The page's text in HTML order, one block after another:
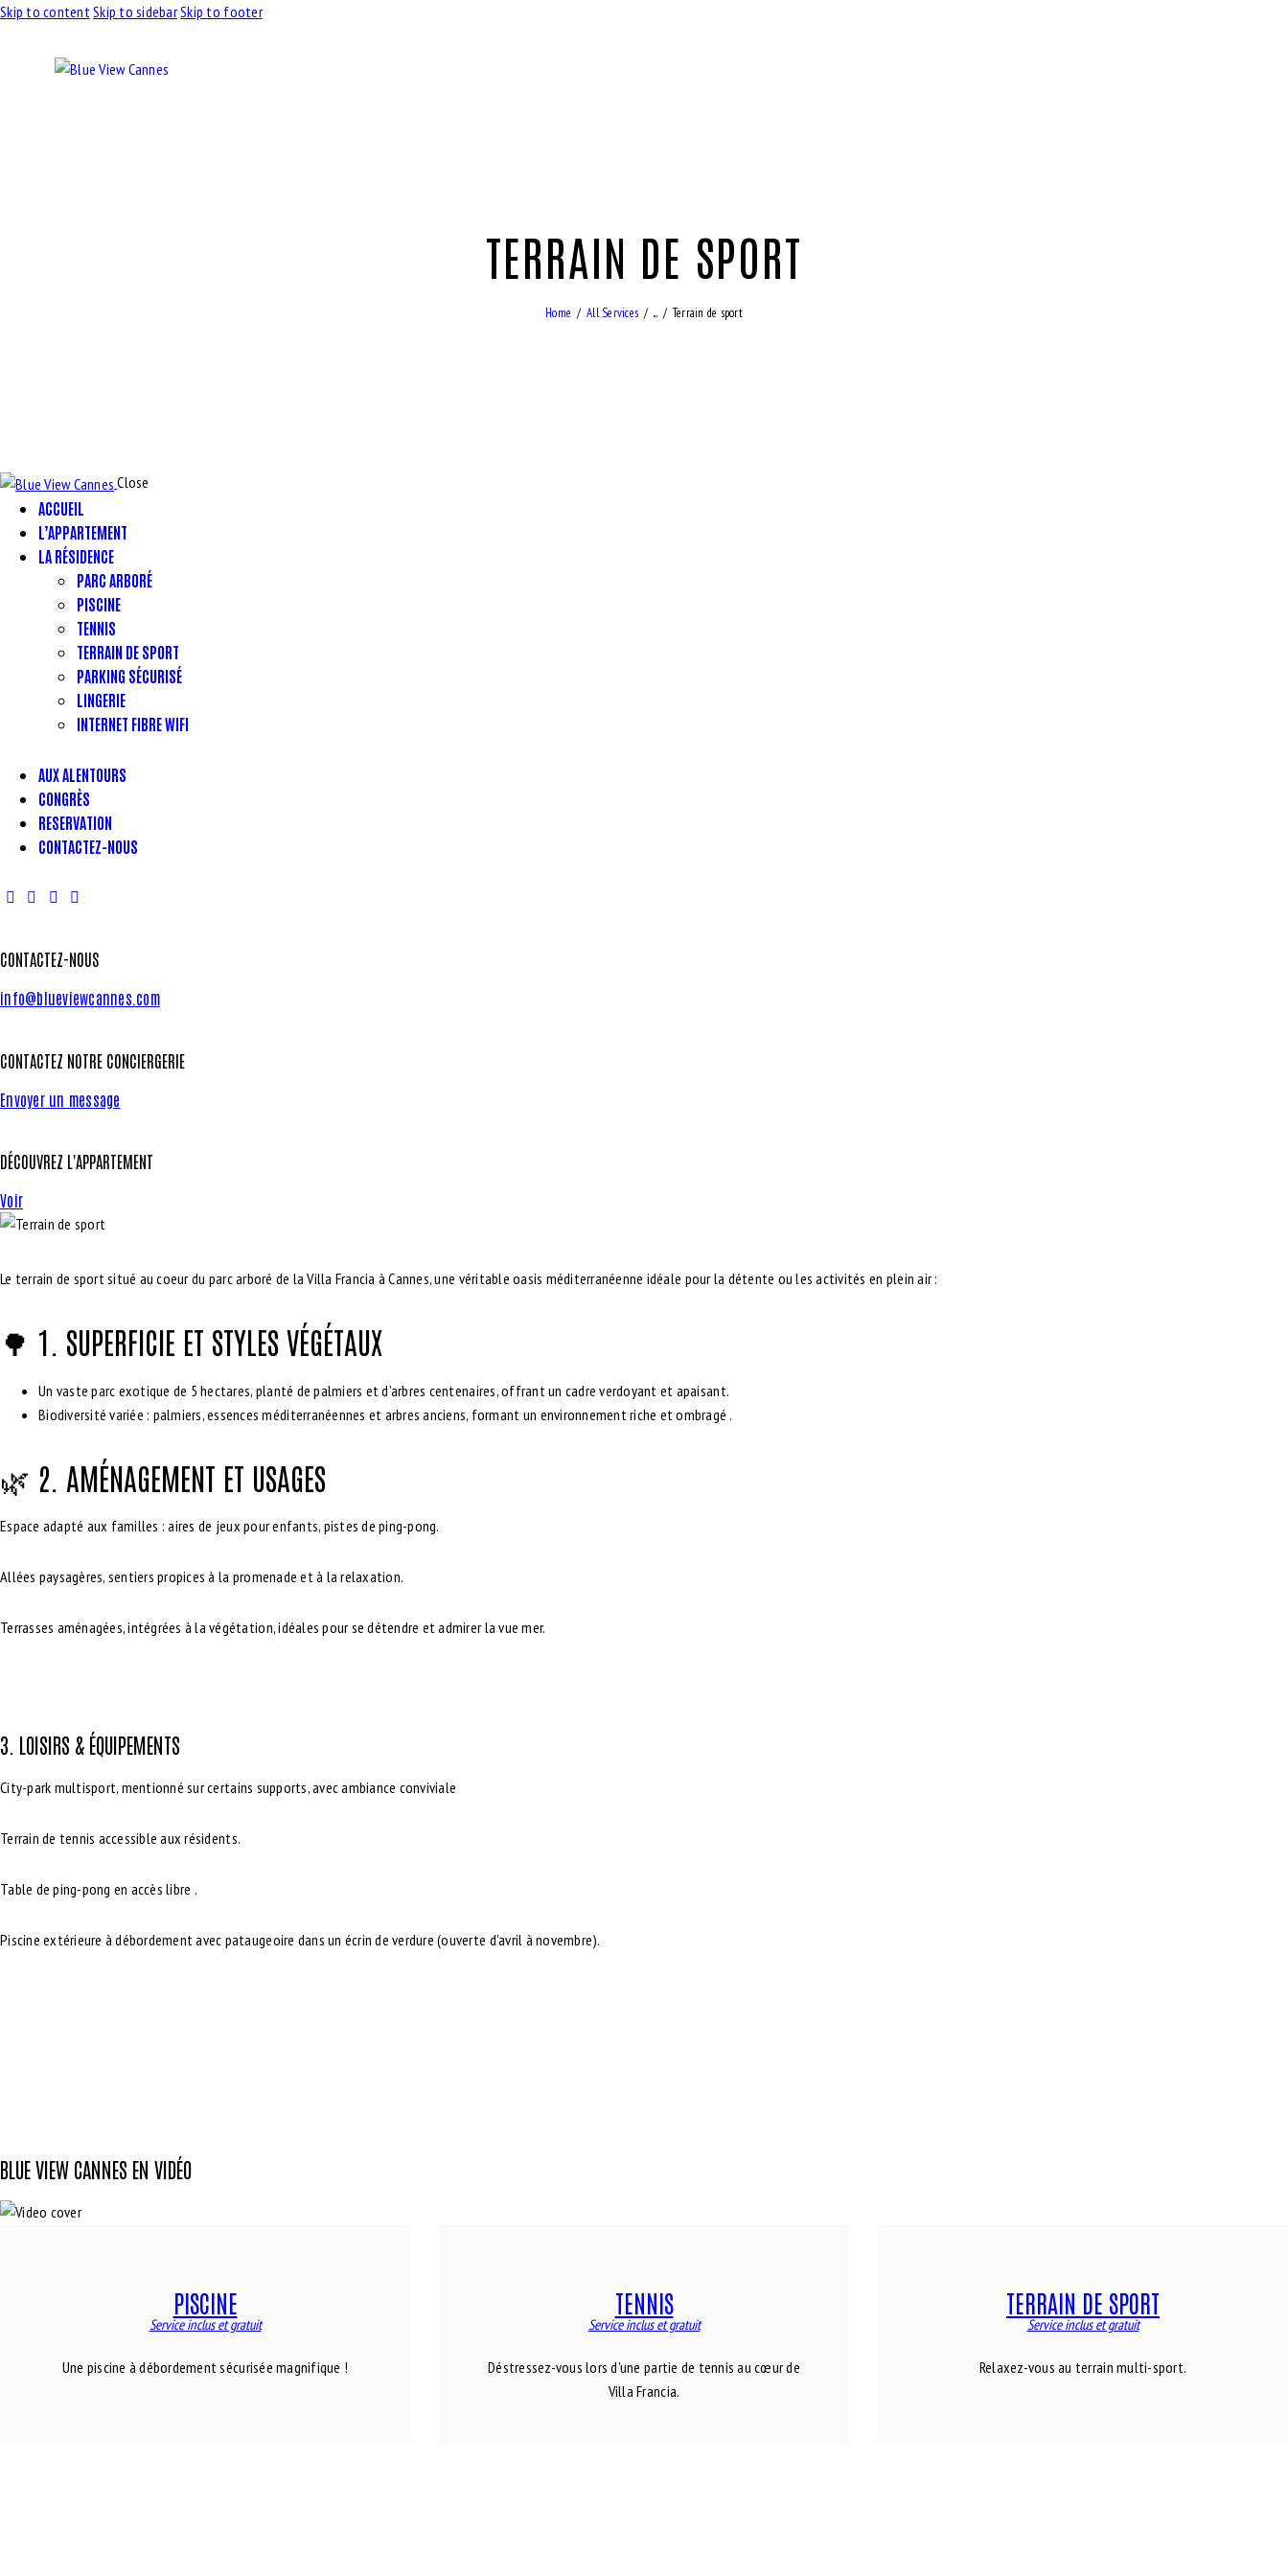
Skip to contentSkip to sidebarSkip to footer
TERRAIN DE SPORT
Home All Services ... Terrain de sport
Close
ACCUEIL
L’APPARTEMENT
LA RÉSIDENCE
PARC ARBORÉ
PISCINE
TENNIS
TERRAIN DE SPORT
PARKING SÉCURISÉ
LINGERIE
INTERNET FIBRE WIFI
AUX ALENTOURS
CONGRÈS
RESERVATION
CONTACTEZ-NOUS
CONTACTEZ-NOUS
info@blueviewcannes.com
CONTACTEZ NOTRE CONCIERGERIE
Envoyer un message
DÉCOUVREZ L'APPARTEMENT
Voir
Le terrain de sport situé au coeur du parc arboré de la Villa Francia à Cannes, une véritableoasis méditerranéenne idéale pour la détente ou les activités en plein air :
🌳 1. SUPERFICIE ET STYLES VÉGÉTAUX
Un vasteparc exotique de 5 hectares, planté depalmiers et d’arbres centenaires, offrant un cadre verdoyant et apaisant.
Biodiversité variée : palmiers, essences méditerranéennes et arbres anciens, formant un environnement riche et ombragé .
🌿 2. AMÉNAGEMENT ET USAGES
Espace adapté aux familles :aires de jeux pour enfants, pistes de ping-pong.
Allées paysagères, sentiers propices à la promenade et à la relaxation.
Terrasses aménagées, intégrées à la végétation, idéales pour se détendre et admirer la vue mer.
3. LOISIRS & ÉQUIPEMENTS
City-park multisport, mentionné sur certains supports, avec ambiance conviviale
Terrain de tennis accessible aux résidents.
Table de ping-pong en accès libre .
Piscine extérieure à débordement avec pataugeoire dans un écrin de verdure (ouverte d’avril à novembre).
BLUE VIEW CANNES EN VIDÉO
PISCINE
Service inclus et gratuit
Une piscine à débordement sécurisée magnifique !
TENNIS
Service inclus et gratuit
Déstressez-vous lors d’une partie de tennis au cœur de
Villa Francia.
TERRAIN DE SPORT
Service inclus et gratuit
Relaxez-vous au terrain multi-sport.